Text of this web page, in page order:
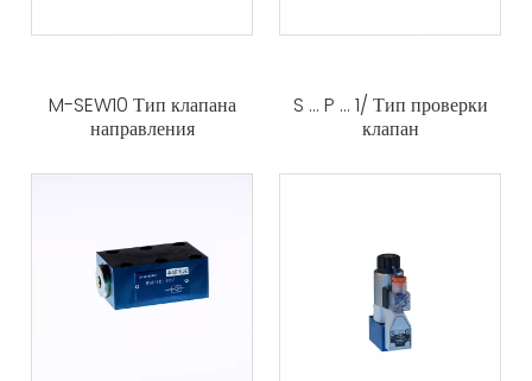
M-SEW10 Тип клапана
направления
S ... P ... 1/ Тип проверки
клапан